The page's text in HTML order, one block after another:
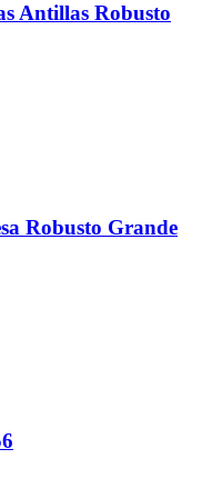
Antillas Robusto
Robusto Grande